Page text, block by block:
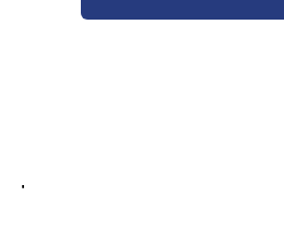
Pezzi per
Ti può interessare